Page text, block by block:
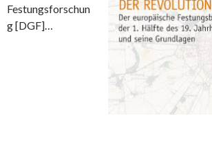
Festungsforschun
g[DGF]…